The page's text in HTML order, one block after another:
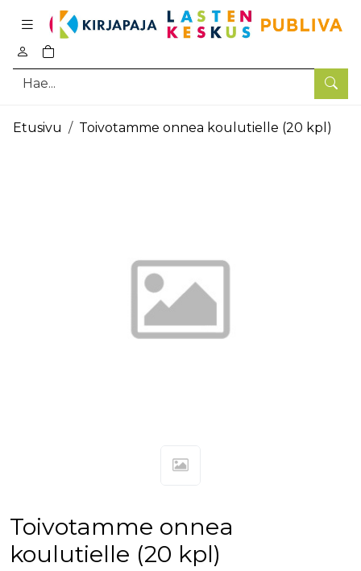
Hae
0
tuotetta ostoskorissa
Pääsisältö
Etusivu Toivotamme onnea koulutielle (20 kpl)
Toivotamme onnea
koulutielle (20 kpl)